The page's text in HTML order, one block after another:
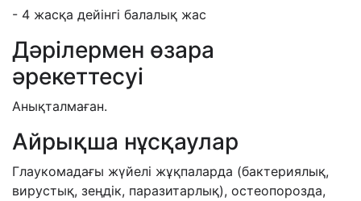
- 4 жасқа дейінгі балалық жас
Дәрілермен өзара
әрекеттесуі
Анықталмаған.
Айрықша нұсқаулар
Глаукомадағы жүйелі жұқпаларда (бактериялық,
вирустық, зеңдік, паразитарлық), остеопорозда,